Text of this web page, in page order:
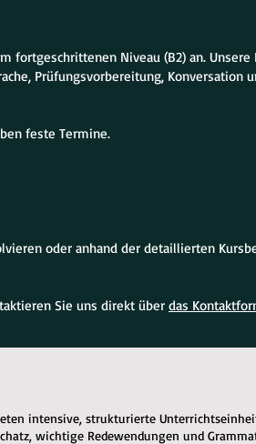
fortgeschrittenen Niveau (B2) an.
Prüfungsvorbereitung, Konversation
feste Termine.
oder anhand der detaillierten
Sie uns direkt über das
intensive, strukturierte
wichtige Redewendungen und